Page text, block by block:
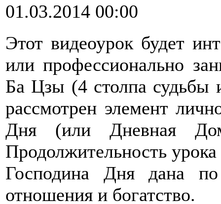
01.03.2014 00:00
Этот видеоурок будет
или профессионально
Ба Цзы (4 столпа судьбы
рассмотрен элемент
Дня (или Дневная
Продолжительность
Господина Дня дана по
отношения и богатство.